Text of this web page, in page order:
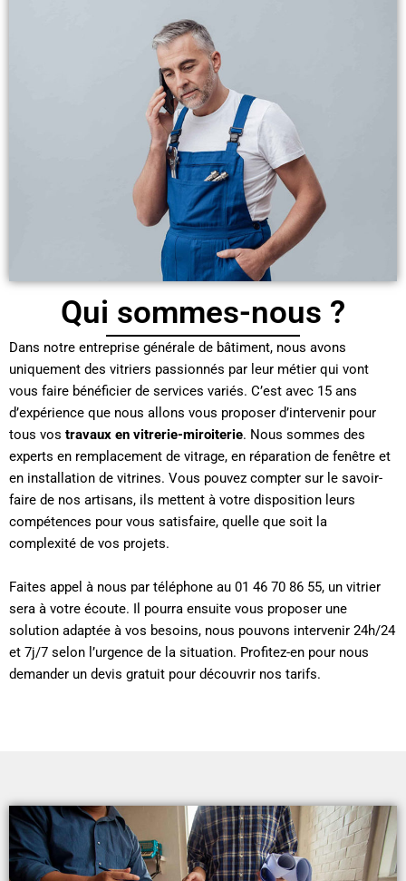
Qui sommes-nous ?
Dans notre entreprise générale de bâtiment, nous avons
uniquement des vitriers passionnés par leur métier qui vont
vous faire bénéficier de services variés. C’est avec 15 ans
d’expérience que nous allons vous proposer d’intervenir pour
tous vos travaux en vitrerie-miroiterie. Nous sommes des
experts en remplacement de vitrage, en réparation de fenêtre et
en installation de vitrines. Vous pouvez compter sur le savoir-
faire de nos artisans, ils mettent à votre disposition leurs
compétences pour vous satisfaire, quelle que soit la
complexité de vos projets.
Faites appel à nous par téléphone au 01 46 70 86 55, un vitrier
sera à votre écoute. Il pourra ensuite vous proposer une
solution adaptée à vos besoins, nous pouvons intervenir 24h/24
et 7j/7 selon l’urgence de la situation. Profitez-en pour nous
demander un devis gratuit pour découvrir nos tarifs.